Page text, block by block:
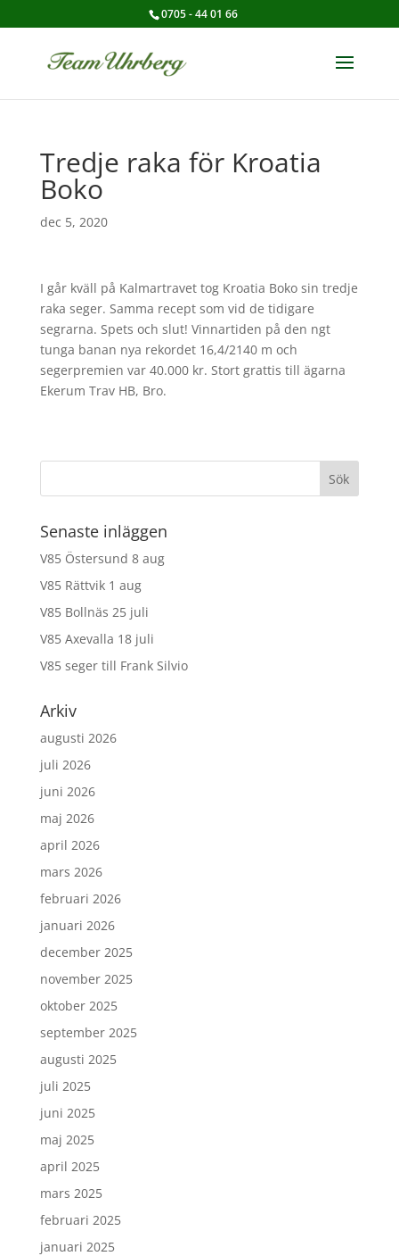
0705 - 44 01 66
Tredje raka för Kroatia
Boko
dec 5, 2020
I går kväll på Kalmartravet tog Kroatia Boko sin tredje
raka seger. Samma recept som vid de tidigare
segrarna. Spets och slut! Vinnartiden på den ngt
tunga banan nya rekordet 16,4/2140 m och
segerpremien var 40.000 kr. Stort grattis till ägarna
Ekerum Trav HB, Bro.
Senaste inläggen
V85 Östersund 8 aug
V85 Rättvik 1 aug
V85 Bollnäs 25 juli
V85 Axevalla 18 juli
V85 seger till Frank Silvio
Arkiv
augusti 2026
juli 2026
juni 2026
maj 2026
april 2026
mars 2026
februari 2026
januari 2026
december 2025
november 2025
oktober 2025
september 2025
augusti 2025
juli 2025
juni 2025
maj 2025
april 2025
mars 2025
februari 2025
januari 2025